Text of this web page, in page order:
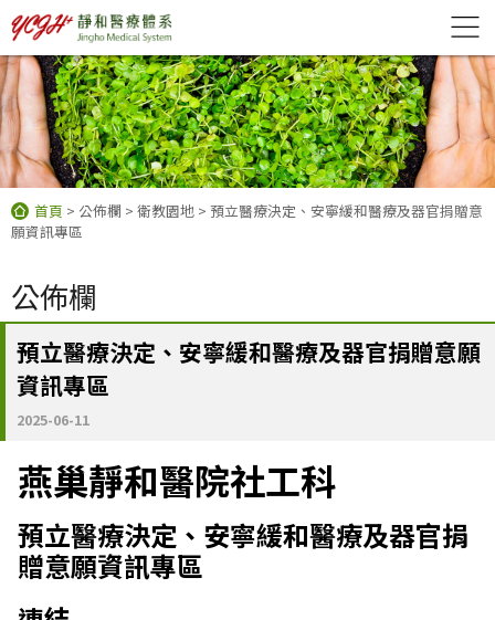
首頁 > 公佈欄 > 衛教園地 > 預立醫療決定、安寧緩和醫療及器官捐贈意
願資訊專區
公佈欄
預立醫療決定、安寧緩和醫療及器官捐贈意願
資訊專區
2025-06-11
燕巢靜和醫院社工科
預立醫療決定、安寧緩和醫療及器官捐
贈意願資訊專區